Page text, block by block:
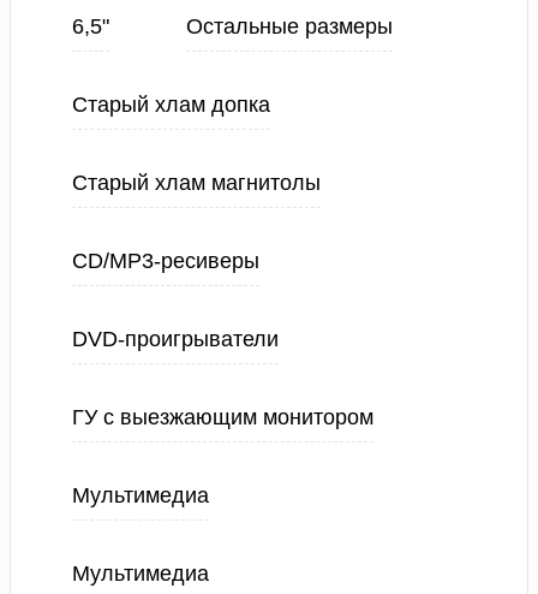
6,5" Остальные размеры
Старый хлам допка
Старый хлам магнитолы
CD/MP3-ресиверы
DVD-проигрыватели
ГУ с выезжающим монитором
Мультимедиа
Мультимедиа